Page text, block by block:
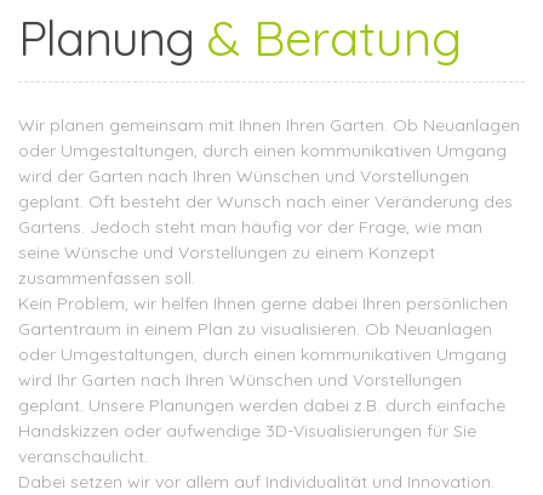
Planung & Beratung
Wir planen gemeinsam mit Ihnen Ihren Garten. Ob Neuanlagen
oder Umgestaltungen, durch einen kommunikativen Umgang
wird der Garten nach Ihren Wünschen und Vorstellungen
geplant. Oft besteht der Wunsch nach einer Veränderung des
Gartens. Jedoch steht man häufig vor der Frage, wie man
seine Wünsche und Vorstellungen zu einem Konzept
zusammenfassen soll.
Kein Problem, wir helfen Ihnen gerne dabei Ihren persönlichen
Gartentraum in einem Plan zu visualisieren. Ob Neuanlagen
oder Umgestaltungen, durch einen kommunikativen Umgang
wird Ihr Garten nach Ihren Wünschen und Vorstellungen
geplant. Unsere Planungen werden dabei z.B. durch einfache
Handskizzen oder aufwendige 3D-Visualisierungen für Sie
veranschaulicht.
Dabei setzen wir vor allem auf Individualität und Innovation.